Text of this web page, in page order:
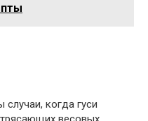
когда гуси